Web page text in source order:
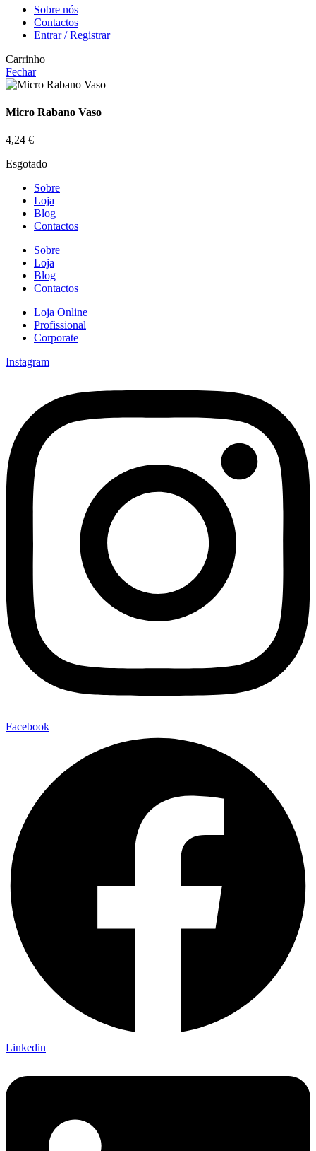
Sobre nós
Contactos
Entrar / Registrar
Carrinho
Fechar
Micro Rabano Vaso
4,24 €
Esgotado
Sobre
Loja
Blog
Contactos
Sobre
Loja
Blog
Contactos
Loja Online
Profissional
Corporate
Instagram
Facebook
Linkedin